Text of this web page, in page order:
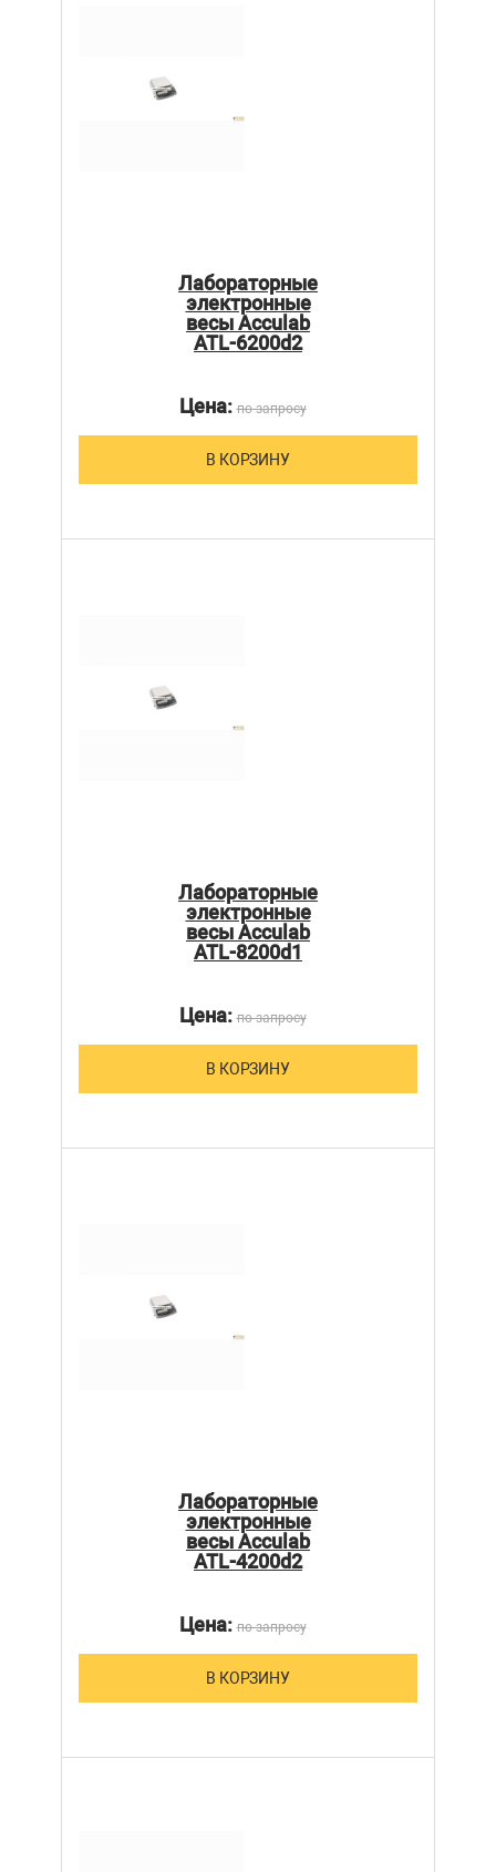
Лабораторные
электронные
весы Acculab
ATL-6200d2
Цена:по запросу
В КОРЗИНУ
Лабораторные
электронные
весы Acculab
ATL-8200d1
Цена:по запросу
В КОРЗИНУ
Лабораторные
электронные
весы Acculab
ATL-4200d2
Цена:по запросу
В КОРЗИНУ